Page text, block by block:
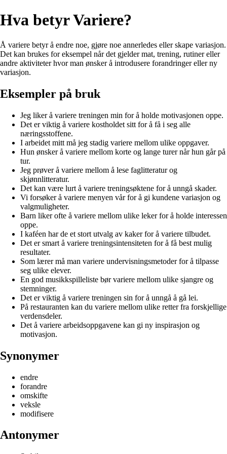
Hva betyr Variere?
Å variere betyr å endre noe, gjøre noe annerledes eller skape variasjon.
Det kan brukes for eksempel når det gjelder mat, trening, rutiner eller
andre aktiviteter hvor man ønsker å introdusere forandringer eller ny
variasjon.
Eksempler på bruk
Jeg liker å variere treningen min for å holde motivasjonen oppe.
Det er viktig å variere kostholdet sitt for å få i seg alle
næringsstoffene.
I arbeidet mitt må jeg stadig variere mellom ulike oppgaver.
Hun ønsker å variere mellom korte og lange turer når hun går på
tur.
Jeg prøver å variere mellom å lese faglitteratur og
skjønnlitteratur.
Det kan være lurt å variere treningsøktene for å unngå skader.
Vi forsøker å variere menyen vår for å gi kundene variasjon og
valgmuligheter.
Barn liker ofte å variere mellom ulike leker for å holde interessen
oppe.
I kaféen har de et stort utvalg av kaker for å variere tilbudet.
Det er smart å variere treningsintensiteten for å få best mulig
resultater.
Som lærer må man variere undervisningsmetoder for å tilpasse
seg ulike elever.
En god musikkspilleliste bør variere mellom ulike sjangre og
stemninger.
Det er viktig å variere treningen sin for å unngå å gå lei.
På restauranten kan du variere mellom ulike retter fra forskjellige
verdensdeler.
Det å variere arbeidsoppgavene kan gi ny inspirasjon og
motivasjon.
Synonymer
endre
forandre
omskifte
veksle
modifisere
Antonymer